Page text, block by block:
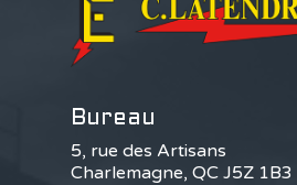
Bureau
5, rue des Artisans
Charlemagne, QC J5Z 1B3